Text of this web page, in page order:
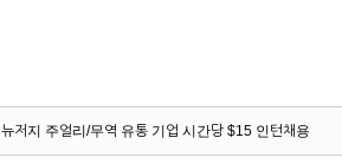
뉴저지 주얼리/무역 유통 기업 시간당 $15 인턴채용